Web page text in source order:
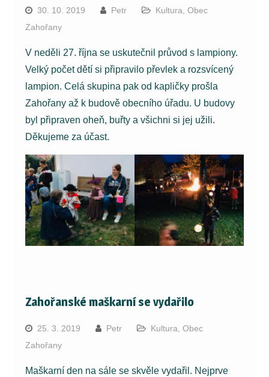
30. 10. 2019 Petr Kultura, Obec
Zahořany
V neděli 27. října se uskutečnil průvod s lampiony.
Velký počet dětí si připravilo převlek a rozsvícený
lampion. Celá skupina pak od kapličky prošla
Zahořany až k budově obecního úřadu. U budovy
byl připraven oheň, buřty a všichni si jej užili.
Děkujeme za účast.
Zahořanské maškarní se vydařilo
25. 3. 2019 Petr Kultura, Obec
Zahořany
Maškarní den na sále se skvěle vydařil. Nejprve